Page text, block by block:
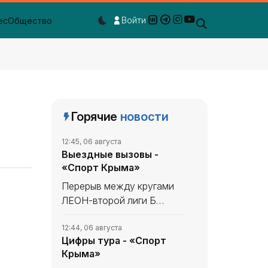
Общество
Dark mode toggle
Войти
Горячие новости
12:45, 06 августа
Выездные вызовы -
«Спорт Крыма»
Перерыв между кругами
ЛЕОН-второй лиги Б
сказался на
«Севастополе». «Моряки»
уходили в мини-отпуск в
12:44, 06 августа
Цифры тура - «Спорт
Крыма»